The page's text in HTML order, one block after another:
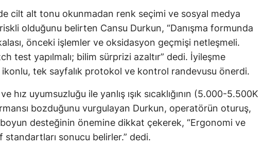
cilt alt tonu okunmadan renk seçimi ve sosyal medya
olduğunu belirten Cansu Durkun, “Danışma formunda
önceki işlemler ve oksidasyon geçmişi netleşmeli.
test yapılmalı; bilim sürprizi azaltır” dedi. İyileşme
ikonlu, tek sayfalık protokol ve kontrol randevusu önerdi.
hız uyumsuzluğu ile yanlış ışık sıcaklığının (5.000-5.500K
bozduğunu vurgulayan Durkun, operatörün oturuş,
boyun desteğinin önemine dikkat çekerek, “Ergonomi ve
sonucu belirler.” dedi.